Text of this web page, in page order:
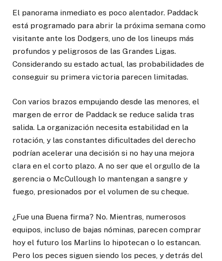
El panorama inmediato es poco alentador. Paddack
está programado para abrir la próxima semana como
visitante ante los Dodgers, uno de los lineups más
profundos y peligrosos de las Grandes Ligas.
Considerando su estado actual, las probabilidades de
conseguir su primera victoria parecen limitadas.
Con varios brazos empujando desde las menores, el
margen de error de Paddack se reduce salida tras
salida. La organización necesita estabilidad en la
rotación, y las constantes dificultades del derecho
podrían acelerar una decisión si no hay una mejora
clara en el corto plazo. A no ser que el orgullo de la
gerencia o McCullough lo mantengan a sangre y
fuego, presionados por el volumen de su cheque.
¿Fue una Buena firma? No. Mientras, numerosos
equipos, incluso de bajas nóminas, parecen comprar
hoy el futuro los Marlins lo hipotecan o lo estancan.
Pero los peces siguen siendo los peces, y detrás del